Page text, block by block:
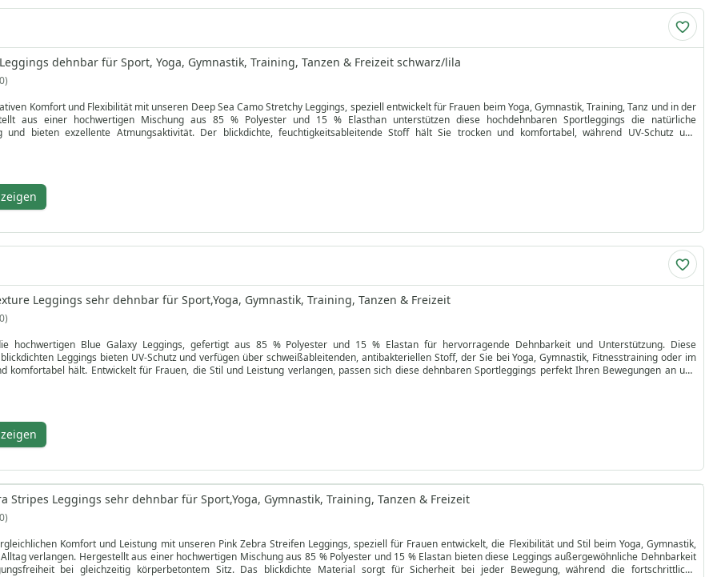
dehnbar für Sport, Yoga, Gymnastik, Training, Tanzen & Freizeit schwarz/lila
0
Komfort und Flexibilität mit unseren Deep Sea Camo Stretchy Leggings, speziell entwickelt für Frauen beim Yoga, Gymnastik, Training, Tanz und in der
aus einer hochwertigen Mischung aus 85 % Polyester und 15 % Elasthan unterstützen diese hochdehnbaren Sportleggings die natürliche
und bieten exzellente Atmungsaktivität. Der blickdichte, feuchtigkeitsableitende Stoff hält Sie trocken und komfortabel, während UV-Schutz und
und den Alltag vereinen diese schwarz-lila Camouflage-Leggings Stil und Funktion. Die ergonomische Passform passt sich den Konturen Ihres Körpers an,
und reduziert Muskelermüdung. Die einfache Pflege garantiert Langlebigkeit und lebendige Farben. Ob Sie Camo-Leggings online für das
den Tanz kaufen – diese erschwinglichen, hochwertigen Leggings heben Ihre Sportgarderobe auf ein neues Level und unterstützen Ihre Leistung bei jeder
Leggings sehr dehnbar für Sport,Yoga, Gymnastik, Training, Tanzen & Freizeit
0
hochwertigen Blue Galaxy Leggings, gefertigt aus 85 % Polyester und 15 % Elastan für hervorragende Dehnbarkeit und Unterstützung. Diese
Leggings bieten UV-Schutz und verfügen über schweißableitenden, antibakteriellen Stoff, der Sie bei Yoga, Gymnastik, Fitnesstraining oder im
komfortabel hält. Entwickelt für Frauen, die Stil und Leistung verlangen, passen sich diese dehnbaren Sportleggings perfekt Ihren Bewegungen an und
Lebensstil, sind diese vielseitigen Leggings mit abnehmbaren Schlaufen zum Aufhängen ausgestattet und lassen sich dank Pflegehinweisen leicht in
Fitnessstudio oder bei Gymnastikübungen – die Blue Galaxy Leggings bieten langlebigen Tragekomfort und modische Unterstützung. Wählen Sie Ihre
bei Zwischengrößen empfehlen wir die größere Größe für die beste Passform. Bestellen Sie jetzt diese bequemen, schweißableitenden Leggings online
Sportgarderobe auf ein neues Level.
Stripes Leggings sehr dehnbar für Sport,Yoga, Gymnastik, Training, Tanzen & Freizeit
0
Komfort und Leistung mit unseren Pink Zebra Streifen Leggings, speziell für Frauen entwickelt, die Flexibilität und Stil beim Yoga, Gymnastik,
verlangen. Hergestellt aus einer hochwertigen Mischung aus 85 % Polyester und 15 % Elastan bieten diese Leggings außergewöhnliche Dehnbarkeit
bei gleichzeitig körperbetontem Sitz. Das blickdichte Material sorgt für Sicherheit bei jeder Bewegung, während die fortschrittliche